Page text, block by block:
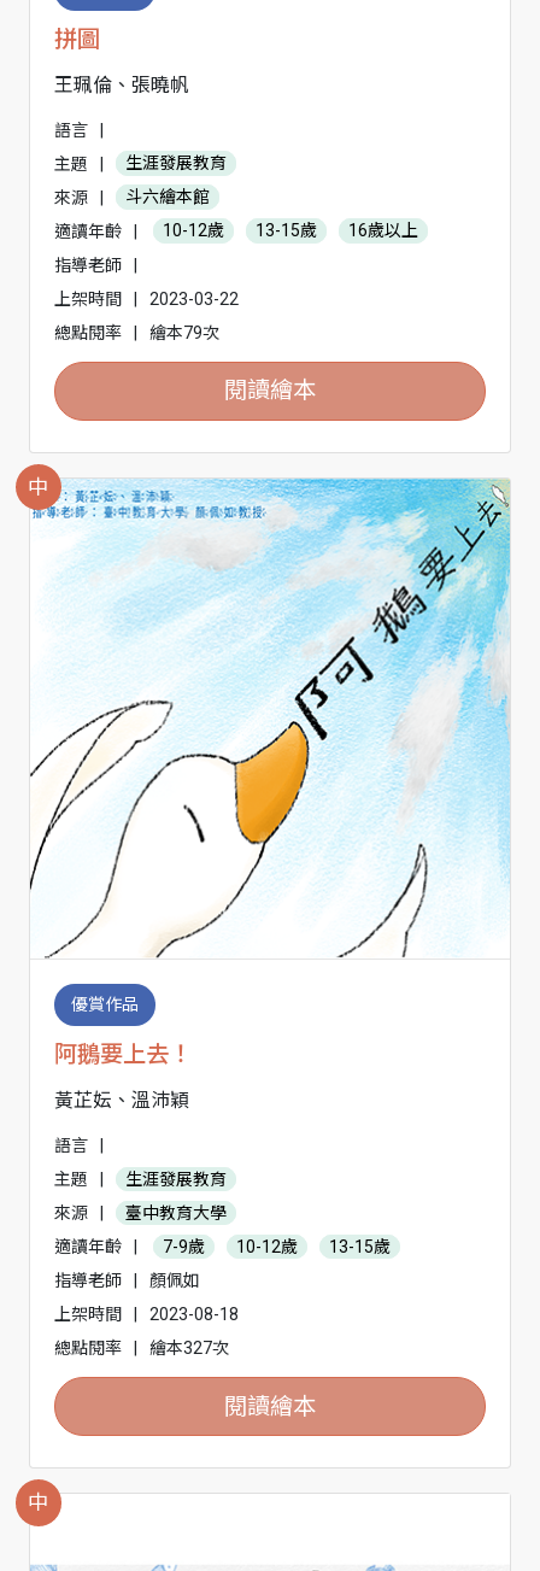
拼圖
王珮倫、張曉帆
語言
主題
生涯發展教育
來源
斗六繪本館
適讀年齡
10-12歲 13-15歲
16歲以上
指導老師
上架時間
2023-03-22
總點閱率
繪本79次
閱讀繪本
中
優賞作品
阿鵝要上去！
黃芷妘、溫沛穎
語言
主題
生涯發展教育
來源
臺中教育大學
適讀年齡
7-9歲 10-12歲
13-15歲
指導老師
顏佩如
上架時間
2023-08-18
總點閱率
繪本327次
閱讀繪本
中